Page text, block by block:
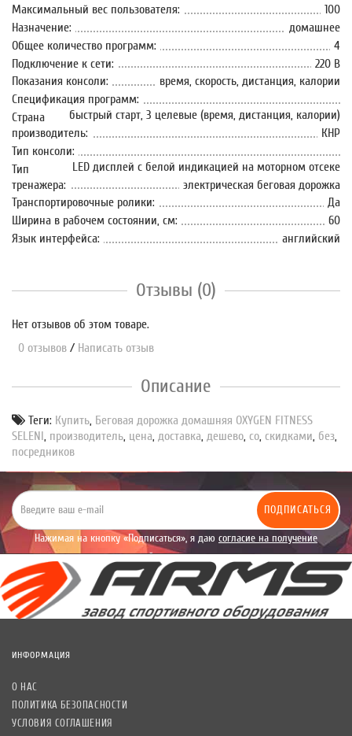
Максимальный вес пользователя:
100
Назначение:
домашнее
Общее количество программ:
4
Подключение к сети:
220 В
Показания консоли:
время, скорость, дистанция, калории
Спецификация программ:
быстрый старт, 3 целевые (время, дистанция, калории)
Страна
производитель:
КНР
Тип консоли:
LED дисплей с белой индикацией на моторном отсеке
Тип
тренажера:
электрическая беговая дорожка
Транспортировочные ролики:
Да
Ширина в рабочем состоянии, см:
60
Язык интерфейса:
английский
Отзывы (0)
Нет отзывов об этом товаре.
0 отзывов / Написать отзыв
Описание
Теги: Купить, Беговая дорожка домашняя OXYGEN FITNESS
SELENI, производитель, цена, доставка, дешево, со, скидками, без,
посредников
ПОДПИСАТЬСЯ
Нажимая на кнопку «Подписаться», я даю согласие на получение
уведомлений рекламного характера.
ИНФОРМАЦИЯ
О НАС
ПОЛИТИКА БЕЗОПАСНОСТИ
УСЛОВИЯ СОГЛАШЕНИЯ